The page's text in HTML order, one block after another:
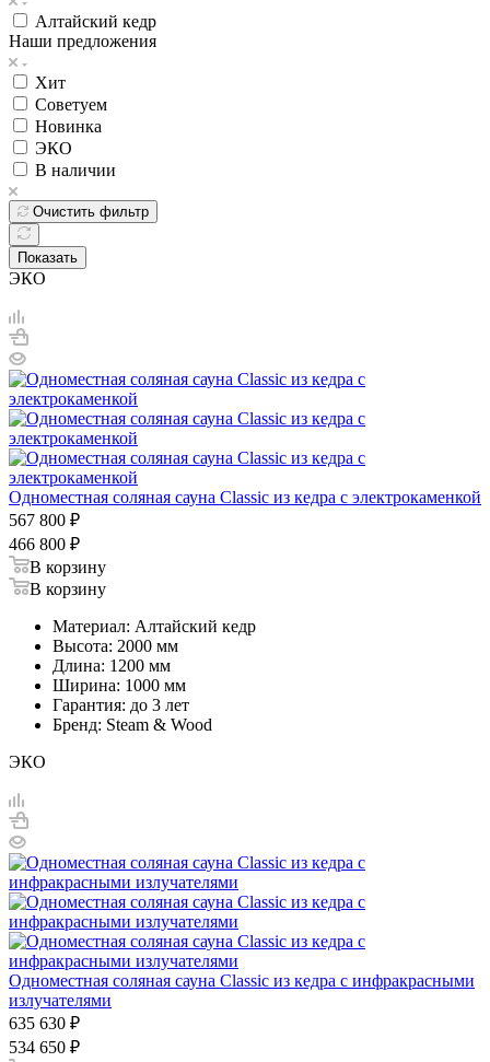
Алтайский кедр
Наши предложения
Хит
Советуем
Новинка
ЭКО
В наличии
Очистить фильтр
Показать
ЭКО
Одноместная соляная сауна Classic из кедра с электрокаменкой
567 800 ₽
466 800 ₽
В корзину
В корзину
Материал: Алтайский кедр
Высота: 2000 мм
Длина: 1200 мм
Ширина: 1000 мм
Гарантия: до 3 лет
Бренд: Steam & Wood
ЭКО
Одноместная соляная сауна Classic из кедра с инфракрасными
излучателями
635 630 ₽
534 650 ₽